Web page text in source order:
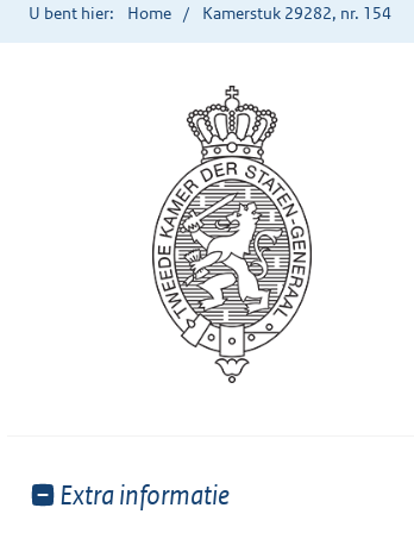
binnen
U bent hier: Home Kamerstuk 29282, nr. 154
Toon
Extra informatie